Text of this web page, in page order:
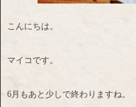
こんにちは。
マイコです。
6月もあと少しで終わりますね。